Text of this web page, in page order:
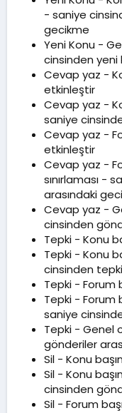
- saniye
gecikme
Yeni Konu -
cinsinden yeni
Cevap yaz -
etkinleştir
Cevap yaz -
saniye
Cevap yaz -
etkinleştir
Cevap yaz -
sınırlaması -
arasındaki
Cevap yaz -
cinsinden
Tepki - Konu
Tepki - Konu
cinsinden
Tepki - Forum
Tepki - Forum
saniye
Tepki - Genel
gönderiler
Sil - Konu
Sil - Konu
cinsinden
Sil - Forum